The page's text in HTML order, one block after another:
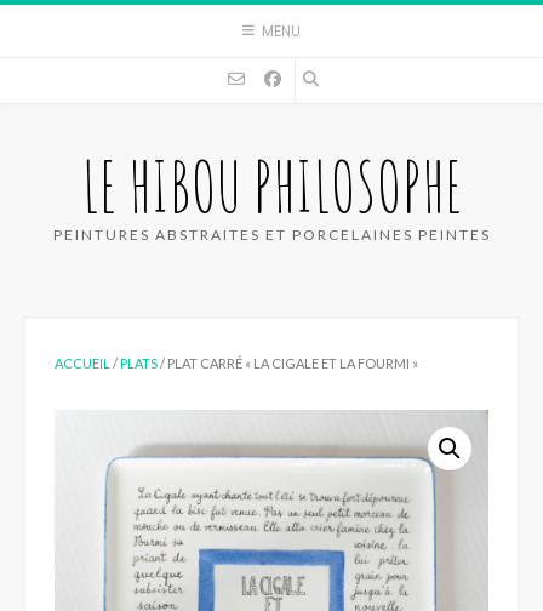
Skip
MENU
LE HIBOU PHILOSOPHE
PEINTURES ABSTRAITES ET PORCELAINES PEINTES
ACCUEIL /PLATS/ PLAT CARRÉ « LA CIGALE ET LA FOURMI »